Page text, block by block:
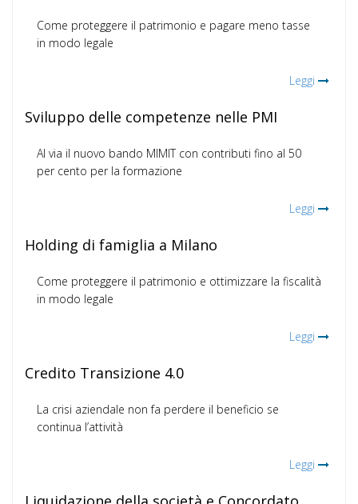
Come proteggere il patrimonio e pagare meno tasse
in modo legale
Leggi
Sviluppo delle competenze nelle PMI
Al via il nuovo bando MIMIT con contributi fino al 50
per cento per la formazione
Leggi
Holding di famiglia a Milano
Come proteggere il patrimonio e ottimizzare la fiscalità
in modo legale
Leggi
Credito Transizione 4.0
La crisi aziendale non fa perdere il beneficio se
continua l’attività
Leggi